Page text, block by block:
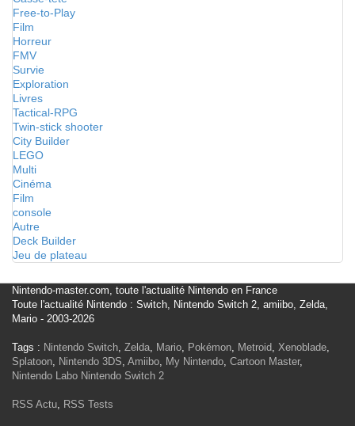
Free-to-Play
Film
Horreur
FMV
Survie
Exploration
Livres
Tactical-RPG
Twin-stick shooter
City Builder
LEGO
Multi
Cinéma
Film
console
Autre
Deck Builder
Jeu de plateau
Nintendo-master.com, toute l'actualité Nintendo en France
Toute l'actualité Nintendo : Switch, Nintendo Switch 2, amiibo, Zelda,
Mario - 2003-2026
Tags : Nintendo Switch, Zelda, Mario, Pokémon, Metroid, Xenoblade,
Splatoon, Nintendo 3DS, Amiibo, My Nintendo, Cartoon Master,
Nintendo Labo Nintendo Switch 2
RSS Actu, RSS Tests